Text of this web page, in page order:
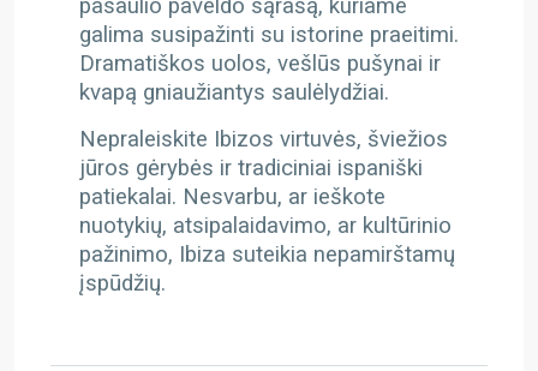
pasaulio paveldo sąrašą, kuriame
galima susipažinti su istorine praeitimi.
Dramatiškos uolos, vešlūs pušynai ir
kvapą gniaužiantys saulėlydžiai.
Nepraleiskite Ibizos virtuvės, šviežios
jūros gėrybės ir tradiciniai ispaniški
patiekalai. Nesvarbu, ar ieškote
nuotykių, atsipalaidavimo, ar kultūrinio
pažinimo, Ibiza suteikia nepamirštamų
įspūdžių.